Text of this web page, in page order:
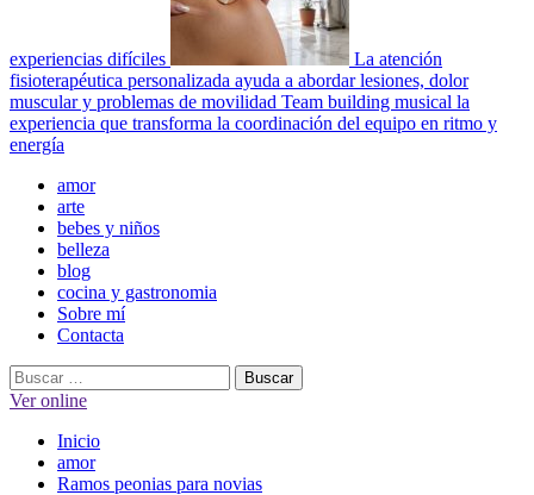
experiencias difíciles
La atención
fisioterapéutica personalizada ayuda a abordar lesiones, dolor
muscular y problemas de movilidad Team building musical la
experiencia que transforma la coordinación del equipo en ritmo y
energía
Menú
principal
amor
arte
bebes y niños
belleza
blog
cocina y gastronomia
Sobre mí
Contacta
Buscar:
Ver online
Inicio
amor
Ramos peonias para novias